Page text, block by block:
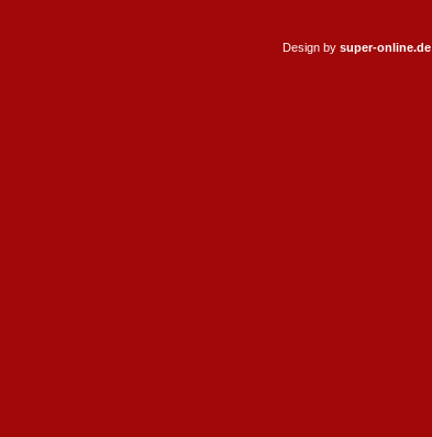
Design by super-online.de